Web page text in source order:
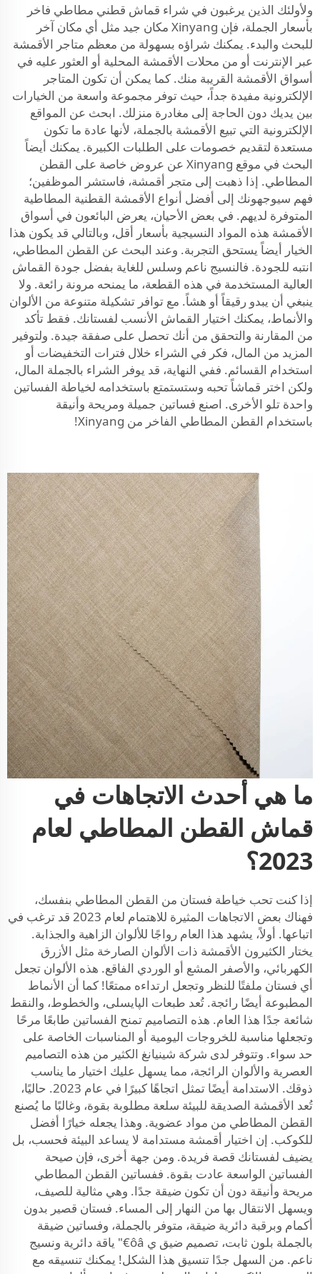
ولأولئك الذين يرغبون في شراء قماش قطني مطاطي فاخر
بأسعار الجملة، فإن Xinyang مكان جيد مثل أي مكان آخر
للبحث والبدء. يمكنك شراؤه بسهولة من معظم متاجر الأقمشة
عبر الإنترنت أو من محلات الأقمشة المحلية أو العثور عليه في
أسواق الأقمشة القريبة منك. كما يمكن أن تكون المتاجر
الإلكترونية مفيدة جداً، حيث توفر مجموعة واسعة من الخيارات
بين يديك دون الحاجة إلى مغادرة منزلك. ابحث عن المواقع
الإلكترونية التي تبيع الأقمشة بالجملة، لأنها عادة ما تكون
مستعدة لتقديم خصومات على الطلبات الكبيرة. يمكنك أيضاً
البحث في موقع Xinyang عن عروض خاصة على القطن
المطاطي. إذا ذهبت إلى متجر أقمشة، فاستشر الموظفين؛
فهم سيوجهونك إلى أفضل أنواع الأقمشة القطنية المطاطية
المتوفرة لديهم. في بعض الأحيان، يعرض البائعون في أسواق
الأقمشة هذه المواد النسيجية بأسعار أقل، وبالتالي قد يكون هذا
الخيار أيضاً يستحق التجربة. وعند البحث عن القطن المطاطي،
انتبه للجودة. فالنسيج ناعم وسلس للغاية بفضل جودة القماش
العالية المستخدمة في هذه القطعة، ما يمنحه مرونة رائعة. ولا
ينبغي أن يبدو رقيقاً أو هشاً. مع توافر تشكيلة متنوعة من الألوان
والأنماط، يمكنك اختيار القماش الأنسب لفستانك. فقط تأكد
من المقارنة والتحقق من أنك تحصل على صفقة جيدة. ولتوفير
المزيد من المال، فكر في الشراء خلال فترات التخفيضات أو
استخدام القسائم. ففي النهاية، قد يوفر الشراء بالجملة المال،
ولكن اختر قماشاً تحبه وستستمتع باستخدامه لخياطة الفساتين
واحدة تلو الأخرى. اصنع فساتين جميلة ومريحة وأنيقة
باستخدام القطن المطاطي الفاخر من Xinyang!
ما هي أحدث الاتجاهات في
قماش القطن المطاطي لعام
2023؟
إذا كنت تحب خياطة فستان من القطن المطاطي بنفسك،
فهناك بعض الاتجاهات المثيرة للاهتمام لعام 2023 قد ترغب في
اتباعها. أولاً، يشهد هذا العام رواجًا للألوان الزاهية والجذابة.
يختار الكثيرون الأقمشة ذات الألوان الصارخة مثل الأزرق
الكهربائي، والأصفر المشع أو الوردي الفاقع. هذه الألوان تجعل
أي فستان ملفتًا للنظر وتجعل ارتداءه ممتعًا! كما أن الأنماط
المطبوعة أيضًا رائجة. تُعد طبعات الپايسلی، والخطوط، والنقط
شائعة جدًا هذا العام. هذه التصاميم تمنح الفساتين طابعًا مرحًا
وتجعلها مناسبة للخروجات اليومية أو المناسبات الخاصة على
حد سواء. وتتوفر لدى شركة شينيانغ الكثير من هذه التصاميم
العصرية والألوان الرائجة، مما يسهل عليك اختيار ما يناسب
ذوقك. الاستدامة أيضًا تمثل اتجاهًا كبيرًا في عام 2023. حاليًا،
تُعد الأقمشة الصديقة للبيئة سلعة مطلوبة بقوة، وغالبًا ما يُصنع
القطن المطاطي من مواد عضوية. وهذا يجعله خيارًا أفضل
للكوكب. إن اختيار أقمشة مستدامة لا يساعد البيئة فحسب، بل
يضيف لفستانك قصة فريدة. ومن جهة أخرى، فإن صيحة
الفساتين الواسعة عادت بقوة. ففساتين القطن المطاطي
مريحة وأنيقة دون أن تكون ضيقة جدًا. وهي مثالية للصيف،
ويسهل الانتقال بها من النهار إلى المساء. فستان قصير بدون
أكمام وبرقبة دائرية ضيقة، متوفر بالجملة، وفساتين ضيقة
بالجملة بلون ثابت، تصميم ضيق ي ôâ€" ياقة دائرية ونسيج
ناعم. من السهل جدًا تنسيق هذا الشكل! يمكنك تنسيقه مع